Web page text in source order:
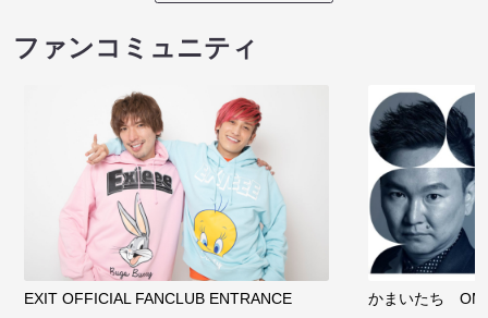
ファンコミュニティ
EXIT OFFICIAL FANCLUB ENTRANCE かまいたち